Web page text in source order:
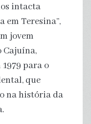
intacta
Teresina”,
jovem
Cajuína,
para o
que
na história da